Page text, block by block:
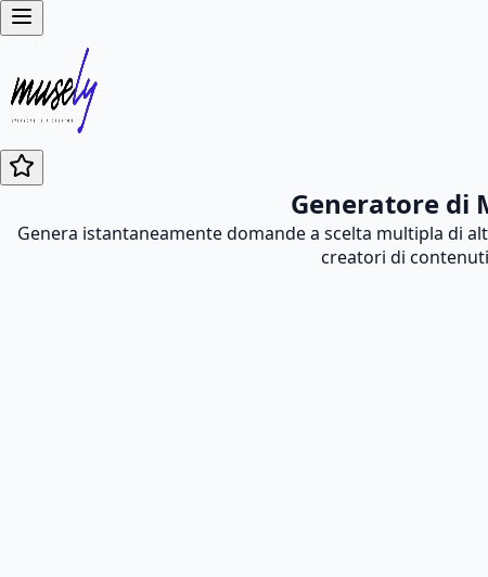
Generatore di
Genera istantaneamente domande a scelta multipla di
creatori di